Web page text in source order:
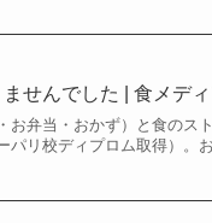
せんでした | 食メデ
お弁当・おかず）と食のス
パリ校ディプロム取得）。